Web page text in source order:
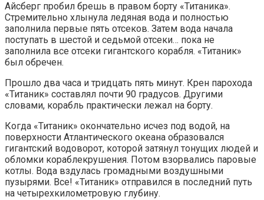
Айсберг пробил брешь в правом борту «Титаника».
Стремительно хлынула ледяная вода и полностью
заполнила первые пять отсеков. Затем вода начала
поступать в шестой и седьмой отсеки… пока не
заполнила все отсеки гигантского корабля. «Титаник»
был обречен.
Прошло два часа и тридцать пять минут. Крен парохода
«Титаник» составлял почти 90 градусов. Другими
словами, корабль практически лежал на борту.
Когда «Титаник» окончательно исчез под водой, на
поверхности Атлантического океана образовался
гигантский водоворот, которой затянул тонущих людей и
обломки кораблекрушения. Потом взорвались паровые
котлы. Вода вздулась громадными воздушными
пузырями. Все! «Титаник» отправился в последний путь
на четырехкилометровую глубину.